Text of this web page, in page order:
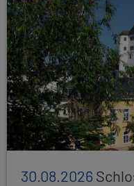
30.08.2026